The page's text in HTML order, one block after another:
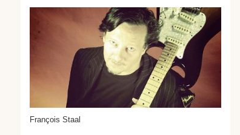
François Staal